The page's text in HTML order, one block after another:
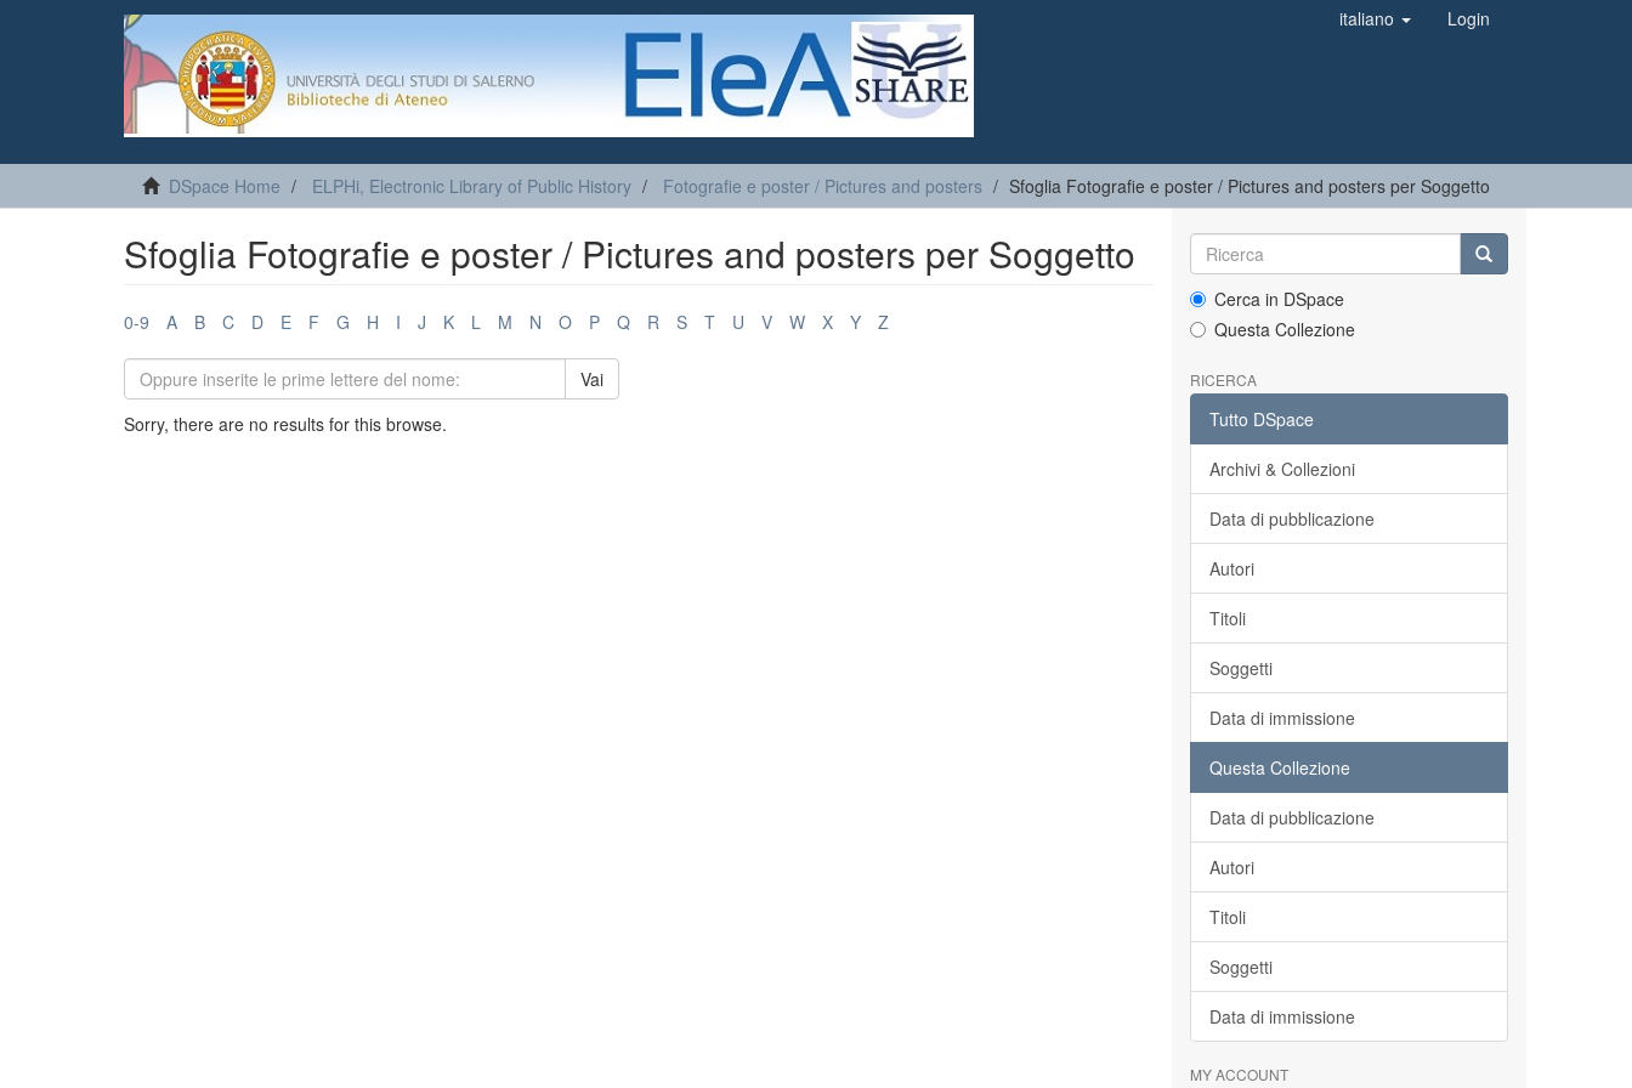
italiano Login
DSpace Home ELPHi, Electronic Library of Public History Fotografie e poster / Pictures and posters Sfoglia Fotografie e poster / Pictures and posters per Soggetto
Sfoglia Fotografie e poster / Pictures and posters per Soggetto
0-9 A B C D E F G H I J K L M N O P Q R S T U V W X Y Z
Vai
Sorry, there are no results for this browse.
Cerca in DSpace
Questa Collezione
RICERCA
Tutto DSpace
Archivi & Collezioni
Data di pubblicazione
Autori
Titoli
Soggetti
Data di immissione
Questa Collezione
Data di pubblicazione
Autori
Titoli
Soggetti
Data di immissione
MY ACCOUNT